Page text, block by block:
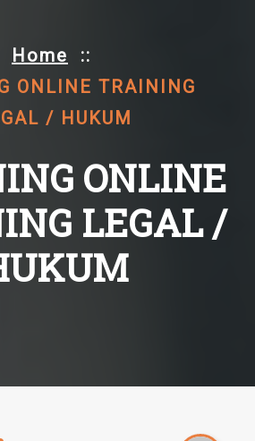
Home ::
ONLINE TRAINING
/ HUKUM
ONLINE
LEGAL /